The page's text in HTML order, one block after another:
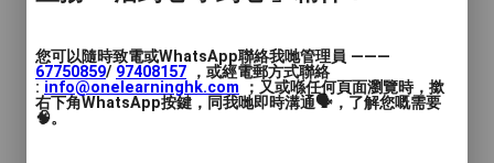
您可以隨時致電或WhatsApp聯絡我哋管理員 ———
67750859/ 97408157 ，或經電郵方式聯絡
: info@onelearninghk.com ；又或喺任何頁面瀏覽時，撳
右下角WhatsApp按鍵，同我哋即時溝通🗣️，了解您嘅需要
🧠。